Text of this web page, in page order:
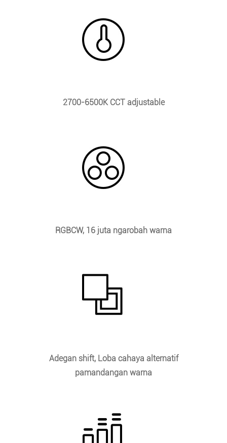
2700-6500K CCT adjustable
RGBCW, 16 juta ngarobah warna
Adegan shift, Loba cahaya alternatif
pamandangan warna